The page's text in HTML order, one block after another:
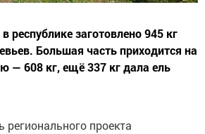
республике заготовлено 945 кг
Большая часть приходится на
— 608 кг, ещё 337 кг дала ель
проекта